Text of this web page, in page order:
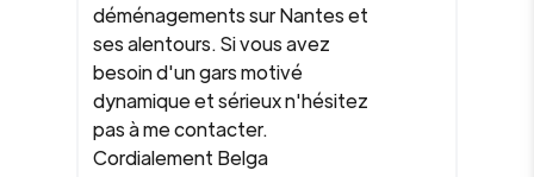
déménagements sur Nantes et
ses alentours. Si vous avez
besoin d'un gars motivé
dynamique et sérieux n'hésitez
pas à me contacter.
Cordialement Belga